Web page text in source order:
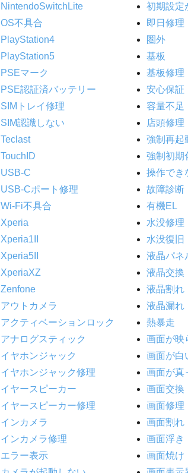
NintendoSwitchLite
OS不具合
PlayStation4
PlayStation5
PSEマーク
PSE認証済バッテリー
SIMトレイ修理
SIM認識しない
Teclast
TouchID
USB-C
USB-Cポート修理
Wi-Fi不具合
Xperia
Xperia1II
Xperia5II
XperiaXZ
Zenfone
アウトカメラ
アクティベーションロック
アナログスティック
イヤホンジャック
イヤホンジャック修理
イヤースピーカー
イヤースピーカー修理
インカメラ
インカメラ修理
エラー表示
初期設定
即日修理
圏外
基板
基板修理
安心保証
容量不足
店頭修理
強制再起
強制初期
操作でき
故障診断
有機EL
水没修理
水没復旧
液晶パネ
液晶交換
液晶割れ
液晶漏れ
熱暴走
画面が映
画面が白
画面が真
画面交換
画面修理
画面割れ
画面浮き
画面焼け